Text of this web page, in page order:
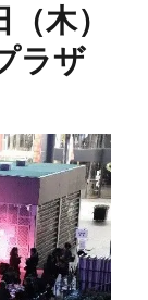
木）
ラザ